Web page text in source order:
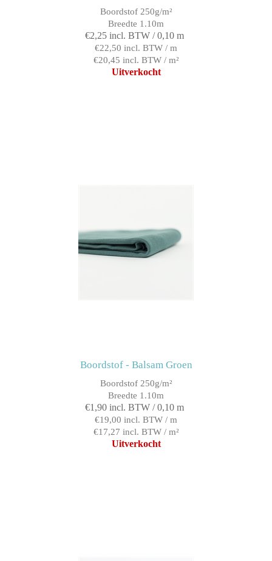
Boordstof 250g/m²
Breedte 1.10m
€2,25 incl. BTW / 0,10 m
€22,50 incl. BTW / m
€20,45 incl. BTW / m²
Uitverkocht
Boordstof - Balsam Groen
Boordstof 250g/m²
Breedte 1.10m
€1,90 incl. BTW / 0,10 m
€19,00 incl. BTW / m
€17,27 incl. BTW / m²
Uitverkocht